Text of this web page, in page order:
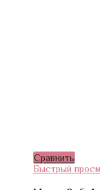
Сравнить
Быстрый